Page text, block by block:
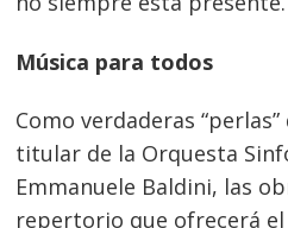
Música para todos
Como verdaderas
titular de la Orquesta
Emmanuele Baldini, las
repertorio que ofrecerá